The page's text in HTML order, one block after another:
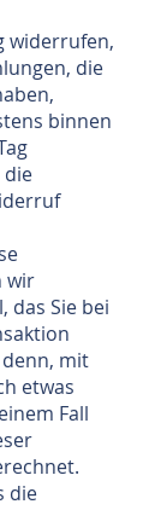
widerrufen,
die
binnen
die
wir
das Sie bei
denn, mit
etwas
Fall
die